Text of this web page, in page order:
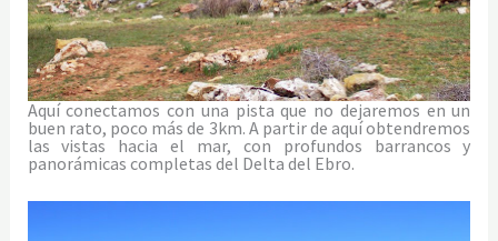
Aquí conectamos con una pista que no dejaremos en un
buen rato, poco más de 3km. A partir de aquí obtendremos
las vistas hacia el mar, con profundos barrancos y
panorámicas completas del Delta del Ebro.